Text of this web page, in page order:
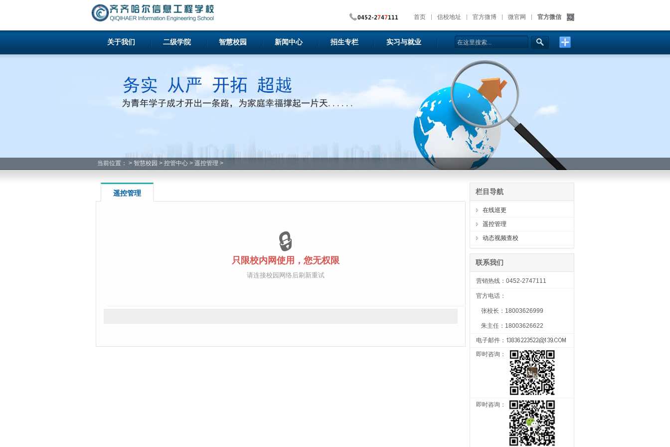
首页 信校地址 官方微博 微官网 官方微信
关于我们 二级学院 智慧校园 新闻中心 招生专栏 实习与就业
当前位置： > 智慧校园 > 控管中心> 遥控管理 >
遥控管理
🔒
只限校内网使用，您无权限
请连接校园网络后刷新重试
栏目导航
在线巡更
遥控管理
动态视频查校
联系我们
营销热线：0452-2747111
官方电话：
张校长：18003626999
朱主任：18003626622
电子邮件：
即时咨询：
即时咨询：